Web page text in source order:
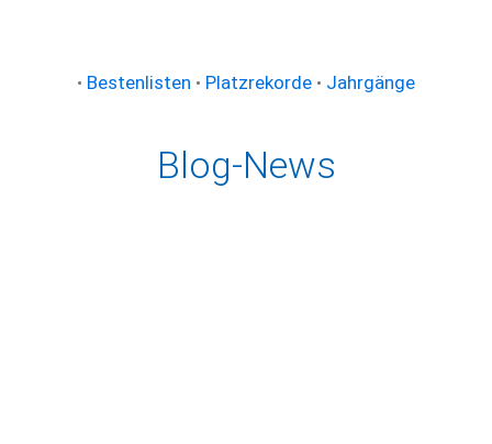
• Bestenlisten • Platzrekorde • Jahrgänge
Blog-News